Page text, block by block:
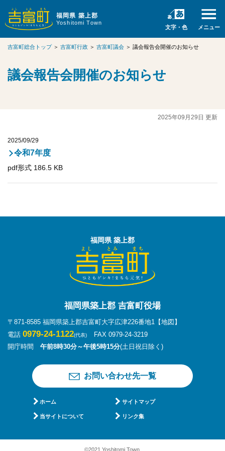
福岡県 築上郡
Yoshitomi Town
文字・色 メニュー
吉富町総合トップ＞ 吉富町行政 ＞ 吉富町議会 ＞ 議会報告会開催のお知らせ
議会報告会開催のお知らせ
2025年09月29日 更新
令和7年度
pdf形式 186.5 KB
2025/09/29
福岡県 築上郡
福岡県築上郡 吉富町役場
〒871-8585 福岡県築上郡吉富町大字広津226番地1 【地図】
電話 0979-24-1122(代表)
FAX 0979-24-3219
開庁時間 午前8時30分～午後5時15分(土日祝日除く)
お問い合わせ先一覧
ホーム サイトマップ
当サイトについて リンク集
©2021 Yoshitomi Town.